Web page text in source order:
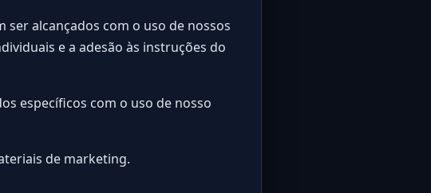
alcançados com o uso de nossos
e a adesão às instruções do
específicos com o uso de nosso
de marketing.